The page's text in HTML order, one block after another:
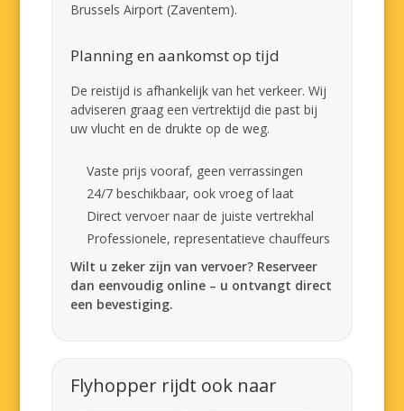
Brussels Airport (Zaventem).
Planning en aankomst op tijd
De reistijd is afhankelijk van het verkeer. Wij
adviseren graag een vertrektijd die past bij
uw vlucht en de drukte op de weg.
Vaste prijs vooraf, geen verrassingen
24/7 beschikbaar, ook vroeg of laat
Direct vervoer naar de juiste vertrekhal
Professionele, representatieve chauffeurs
Wilt u zeker zijn van vervoer? Reserveer
dan eenvoudig online – u ontvangt direct
een bevestiging.
Flyhopper rijdt ook naar